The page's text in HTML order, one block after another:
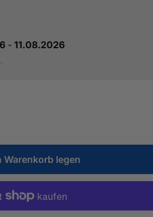
- 11.08.2026
Warenkorb legen